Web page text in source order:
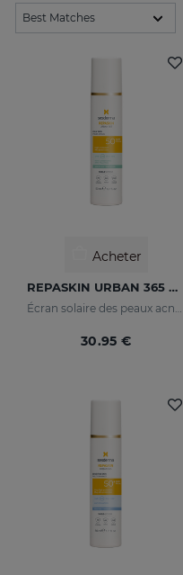
Acheter
REPASKIN URBAN 365 Oily Skin SPF50
Écran solaire des peaux acnéiques pour le visage
30.95 €